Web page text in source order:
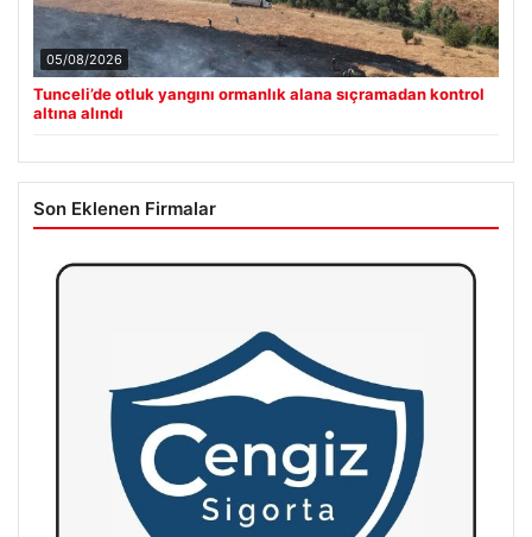
05/08/2026
Tunceli’de otluk yangını ormanlık alana sıçramadan kontrol
altına alındı
Son Eklenen Firmalar